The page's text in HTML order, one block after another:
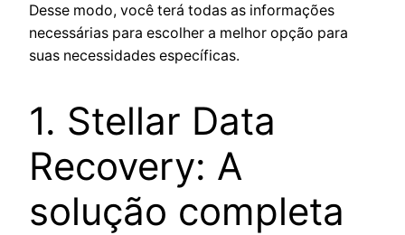
Desse modo, você terá todas as informações
necessárias para escolher a melhor opção para
suas necessidades específicas.
1. Stellar Data
Recovery: A
solução completa